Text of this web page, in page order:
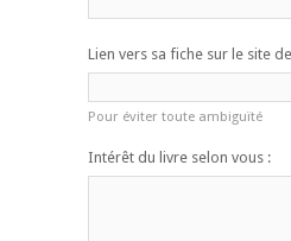
Lien vers sa fiche sur le site
Pour éviter toute ambiguïté
Intérêt du livre selon vous :